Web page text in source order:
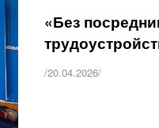
«Без
/20.04.2026/